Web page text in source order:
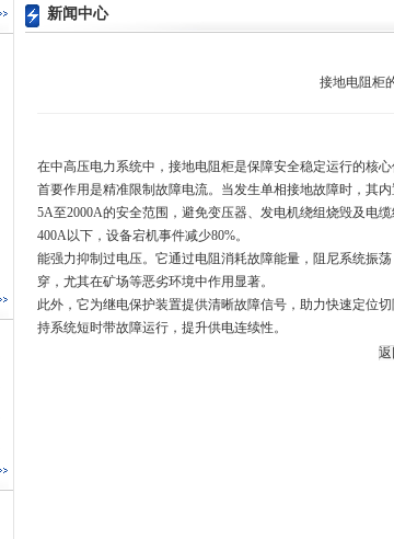
新闻中心
接地电阻柜
在中高压电力系统中，接地电阻柜是保障安全稳定运行的核
首要作用是精准限制故障电流。当发生单相接地故障时，其
5A至2000A的安全范围，避免变压器、发电机绕组烧毁及电
400A以下，设备宕机事件减少80%。
能强力抑制过电压。它通过电阻消耗故障能量，阻尼系统振
穿，尤其在矿场等恶劣环境中作用显著。
此外，它为继电保护装置提供清晰故障信号，助力快速定位
持系统短时带故障运行，提升供电连续性。
返